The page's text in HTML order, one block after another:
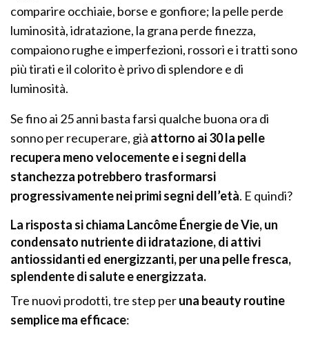
comparire occhiaie, borse e gonfiore; la pelle perde
luminosità, idratazione, la grana perde finezza,
compaiono rughe e imperfezioni, rossori e i tratti sono
più tirati e il colorito è privo di splendore e di
luminosità.
Se fino ai 25 anni basta farsi qualche buona ora di
sonno per recuperare, già attorno ai 30 la pelle
recupera meno velocemente e i segni della
stanchezza potrebbero trasformarsi
progressivamente nei primi segni dell’età. E quindi?
La risposta si chiama Lancôme Énergie de Vie, un
condensato nutriente di idratazione, di attivi
antiossidanti ed energizzanti, per una pelle fresca,
splendente di salute e energizzata.
Tre nuovi prodotti, tre step peruna beauty routine
semplice ma efficace: